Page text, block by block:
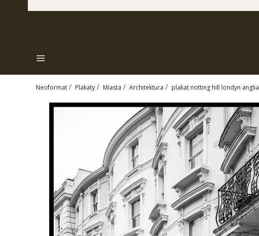
Menu
Neoformat Plakaty Miasta Architektura plakat notting hill londyn anglia